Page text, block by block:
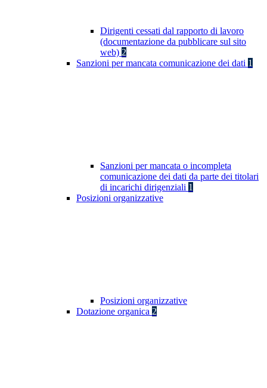
Dirigenti cessati dal rapporto di lavoro
(documentazione da pubblicare sul sito
web) 2
Sanzioni per mancata comunicazione dei dati 1
Sanzioni per mancata o incompleta
comunicazione dei dati da parte dei titolari
di incarichi dirigenziali 1
Posizioni organizzative
Posizioni organizzative
Dotazione organica 2